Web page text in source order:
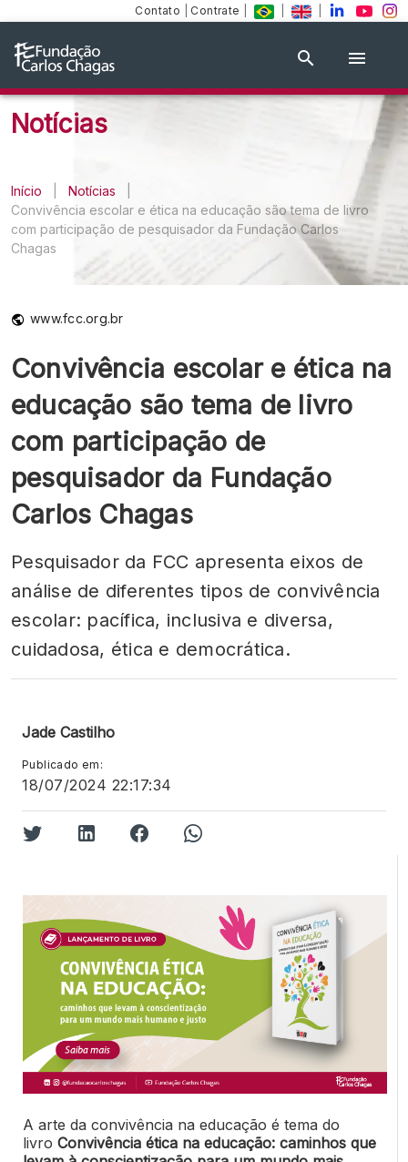
Contato Contrate
Notícias
Início Notícias
Convivência escolar e ética na educação são tema de livro
com participação de pesquisador da Fundação Carlos
Chagas
www.fcc.org.br
Convivência escolar e ética na
educação são tema de livro
com participação de
pesquisador da Fundação
Carlos Chagas
Pesquisador da FCC apresenta eixos de
análise de diferentes tipos de convivência
escolar: pacífica, inclusiva e diversa,
cuidadosa, ética e democrática.
Jade Castilho
Publicado em:
18/07/2024 22:17:34
A arte da convivência na educação é tema do
livro Convivência ética na educação: caminhos que